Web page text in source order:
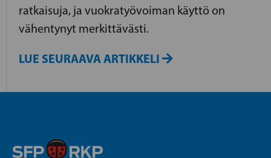
ratkaisuja, ja vuokratyövoiman käyttö on
vähentynyt merkittävästi.
LUE SEURAAVA ARTIKKELI